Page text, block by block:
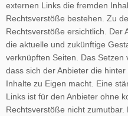
externen Links die fremden
Rechtsverstöße bestehen. Zu
Rechtsverstöße ersichtlich. Der
die aktuelle und zukünftige
verknüpften Seiten. Das Setzen
dass sich der Anbieter die
Inhalte zu Eigen macht. Eine
Links ist für den Anbieter ohne
Rechtsverstöße nicht